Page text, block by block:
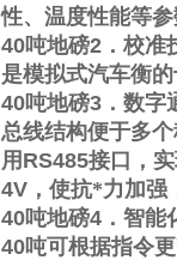
性、温度性能等
40吨地磅2 ．校
是模拟式汽车衡的
40吨地磅3 ．数字
总线结构便于多
用 RS485接口，
4V ，使抗*力加强
40吨地磅4 ．智能
40吨可根据指令